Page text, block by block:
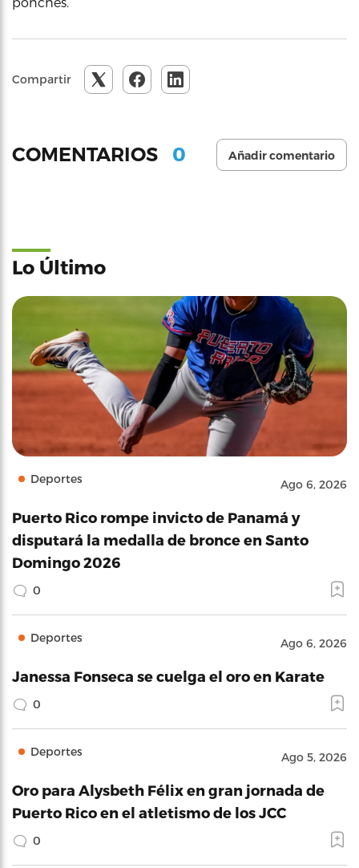
Compartir
COMENTARIOS 0 Añadir comentario
Lo Último
Deportes Ago 6, 2026
Puerto Rico rompe invicto de Panamá y
disputará la medalla de bronce en Santo
Domingo 2026
0
Deportes Ago 6, 2026
Janessa Fonseca se cuelga el oro en Karate
0
Deportes Ago 5, 2026
Oro para Alysbeth Félix en gran jornada de
Puerto Rico en el atletismo de los JCC
0